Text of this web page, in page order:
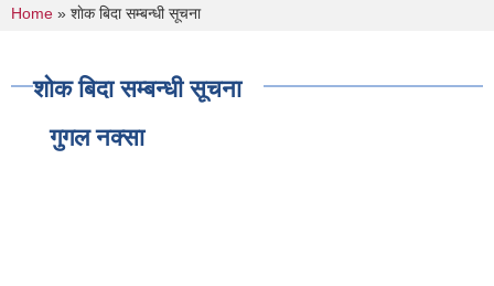
You are here
Home » शाेक बिदा सम्बन्धी सूचना
शाेक बिदा सम्बन्धी सूचना
गुगल नक्सा